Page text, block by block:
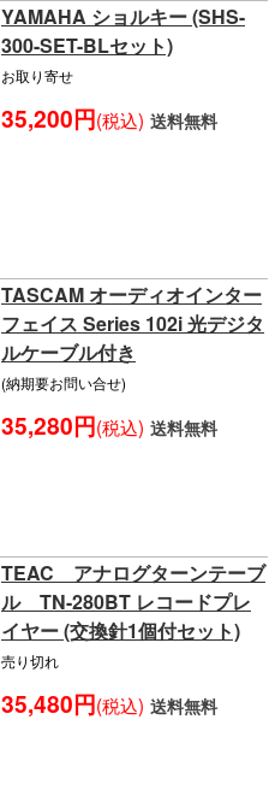
YAMAHA ショルキー (SHS-
300-SET-BLセット)
お取り寄せ
35,200円(税込) 送料無料
TASCAM オーディオインター
フェイス Series 102i 光デジタ
ルケーブル付き
(納期要お問い合せ)
35,280円(税込) 送料無料
TEAC アナログターンテーブ
ル TN-280BT レコードプレ
イヤー (交換針1個付セット)
売り切れ
35,480円(税込) 送料無料